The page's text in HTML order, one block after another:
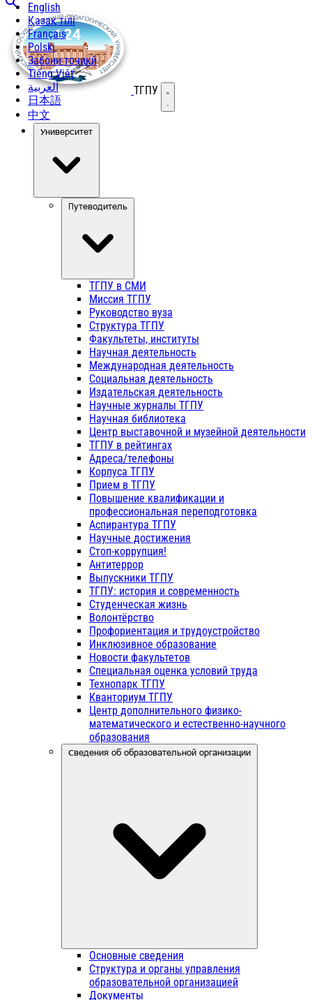
English
Қазақ тілі
Français
Polski
Забони тоҷикӣ
Tiếng Việt
العربية
日本語
中文
ТГПУ Открыть меню
Университет
Путеводитель
ТГПУ в СМИ
Миссия ТГПУ
Руководство вуза
Структура ТГПУ
Факультеты, институты
Научная деятельность
Международная деятельность
Социальная деятельность
Издательская деятельность
Научные журналы ТГПУ
Научная библиотека
Центр выставочной и музейной деятельности
ТГПУ в рейтингах
Адреса/телефоны
Корпуса ТГПУ
Прием в ТГПУ
Повышение квалификации и
профессиональная переподготовка
Аспирантура ТГПУ
Научные достижения
Стоп-коррупция!
Антитеррор
Выпускники ТГПУ
ТГПУ: история и современность
Студенческая жизнь
Волонтёрство
Профориентация и трудоустройство
Инклюзивное образование
Новости факультетов
Специальная оценка условий труда
Технопарк ТГПУ
Кванториум ТГПУ
Центр дополнительного физико-
математического и естественно-научного
образования
Сведения об образовательной организации
Основные сведения
Структура и органы управления
образовательной организацией
Документы